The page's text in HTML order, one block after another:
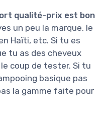
qualité-prix est bon
un peu la marque, le
Haïti, etc. Si tu es
tu as des cheveux
coup de tester. Si tu
basique pas
la gamme faite pour